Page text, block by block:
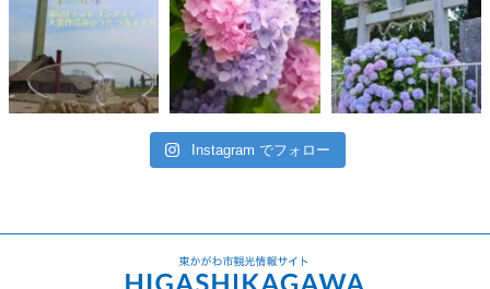
Instagram でフォロー